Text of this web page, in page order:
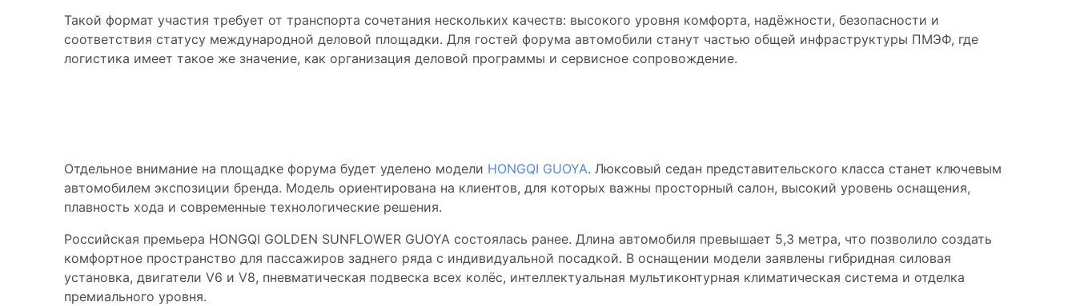
Такой формат участия требует от транспорта сочетания нескольких качеств: высокого уровня комфорта, надёжности, безопасности и
соответствия статусу международной деловой площадки. Для гостей форума автомобили станут частью общей инфраструктуры ПМЭФ, где
логистика имеет такое же значение, как организация деловой программы и сервисное сопровождение.
Отдельное внимание на площадке форума будет уделено модели HONGQI GUOYA. Люксовый седан представительского класса станет ключевым
автомобилем экспозиции бренда. Модель ориентирована на клиентов, для которых важны просторный салон, высокий уровень оснащения,
плавность хода и современные технологические решения.
Российская премьера HONGQI GOLDEN SUNFLOWER GUOYA состоялась ранее. Длина автомобиля превышает 5,3 метра, что позволило создать
комфортное пространство для пассажиров заднего ряда с индивидуальной посадкой. В оснащении модели заявлены гибридная силовая
установка, двигатели V6 и V8, пневматическая подвеска всех колёс, интеллектуальная мультиконтурная климатическая система и отделка
премиального уровня.